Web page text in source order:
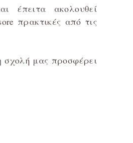
ακολουθεί
πρακτικές από τις
σχολή μας προσφέρει